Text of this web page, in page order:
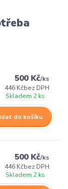
500 Kč/ks
446 Kčbez DPH
Skladem 2 ks
do košíku
500 Kč/ks
446 Kčbez DPH
Skladem 2 ks